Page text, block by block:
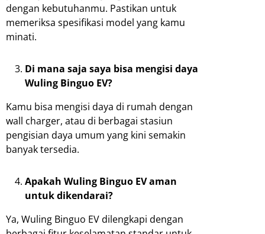
dengan kebutuhanmu. Pastikan untuk
memeriksa spesifikasi model yang kamu
minati.
Di mana saja saya bisa mengisi daya
Wuling Binguo EV?
Kamu bisa mengisi daya di rumah dengan
wall charger, atau di berbagai stasiun
pengisian daya umum yang kini semakin
banyak tersedia.
Apakah Wuling Binguo EV aman
untuk dikendarai?
Ya, Wuling Binguo EV dilengkapi dengan